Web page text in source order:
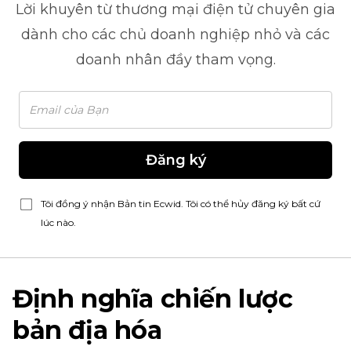
Lời khuyên từ thương mại điện tử chuyên gia
dành cho các chủ doanh nghiệp nhỏ và các
doanh nhân đầy tham vọng.
Đăng ký
Tôi đồng ý nhận Bản tin Ecwid. Tôi có thể hủy đăng ký bất cứ
lúc nào.
Định nghĩa chiến lược
bản địa hóa